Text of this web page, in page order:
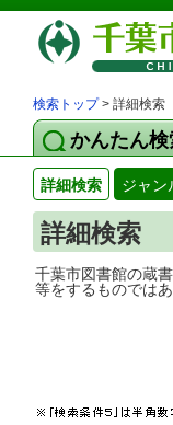
検索トップ> 詳細検索
かんたん検
詳細検索 ジャン
詳細検索
千葉市図書
等をするものではあ